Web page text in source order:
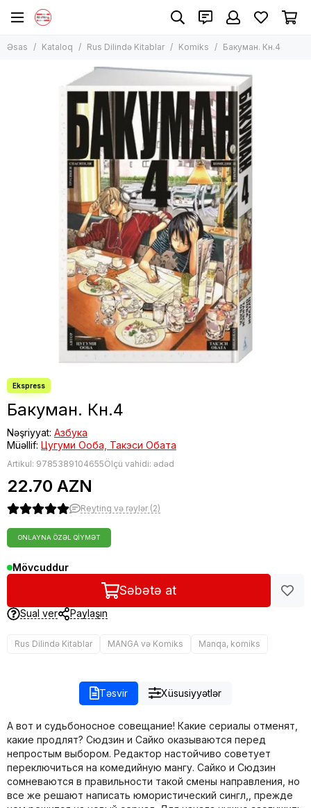
Rus Dilində Kitablar
Uşaq Ədəbiyyatı
Qeyri-Bədii Ədəbiyyat
Bədii Ədəbiyyat
Manqa, komiks
Əsas Kataloq Rus Dilində Kitablar Komiks Бакуман. Кн.4
Бакуман. Кн.4
Nəşriyyat: Азбука
Müəllif: Цугуми Ооба, Такэси Обата
Artikul: 9785389104655Ölçü vahidi: ədəd
22.70 AZN
Reytinq və rəylər (2)
ONLAYNA ÖZƏL QIYMƏT
Mövcuddur
Səbətə at
Sual ver Paylaşın
Rus Dilində Kitablar MANGA və Komiks Manqa, komiks
Təsvir Xüsusiyyətlər
А вот и судьбоносное совещание! Какие сериалы отменят,
какие продлят? Сюдзин и Сайко оказываются перед
непростым выбором. Редактор настойчиво советует
переключиться на комедийную мангу. Сайко и Сюдзин
сомневаются в правильности такой смены направления, но
все же решают написать юмористический сингл,, прежде